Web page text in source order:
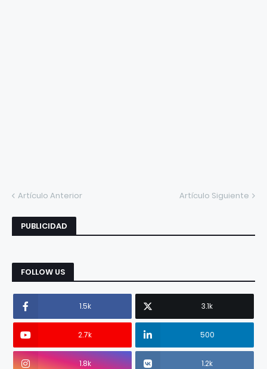
Artículo Anterior Artículo Siguiente
PUBLICIDAD
FOLLOW US
1.5k 3.1k
2.7k 500
1.8k 1.2k